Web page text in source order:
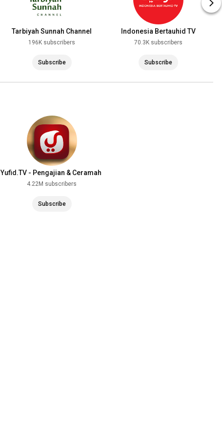
Tarbiyah Sunnah Channel
196K subscribers
Subscribe
Indonesia Bertauhid TV
70.3K subscribers
Subscribe
Yufid.TV - Pengajian & Ceramah
4.22M subscribers
Subscribe